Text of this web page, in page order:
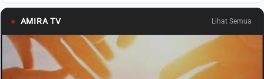
● AMIRA TV Lihat Semua